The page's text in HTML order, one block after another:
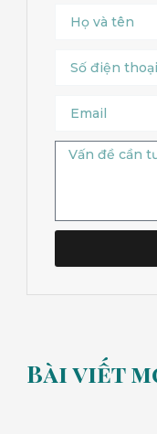
Name
điện
Message
Bài viết